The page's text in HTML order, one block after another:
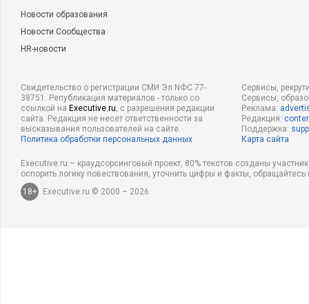
Новости образования
Новости Сообщества
HR-новости
Свидетельство о регистрации СМИ Эл NФС 77-
38751. Републикация материалов - только со
ссылкой на Executive.ru, с разрешения редакции
сайта. Редакция не несет ответственности за
высказывания пользователей на сайте.
Политика обработки персональных данных
Сервисы,
Сервисы,
Реклама:
Редакция:
Поддержка:
Карта сайта
Executive.ru – краудсорсинговый проект, 80% текстов созданы
оспорить логику повествования, уточнить цифры и факты,
18+
Executive.ru © 2000 – 2026.